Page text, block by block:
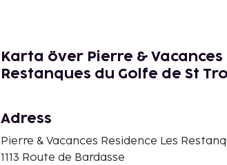
Karta över Pierre & Vacances
Restanques du Golfe de St
Adress
Pierre & Vacances Residence Les
1113 Route de Bardasse